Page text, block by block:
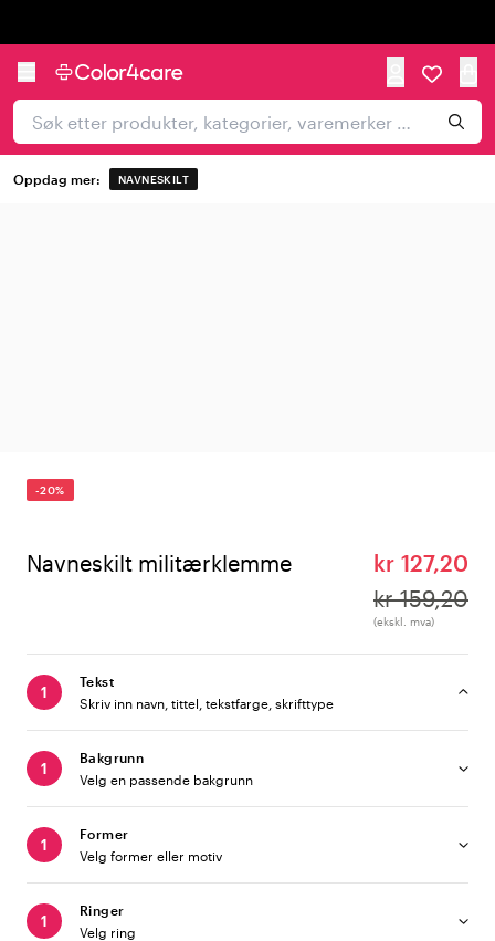
Oppdag mer: NAVNESKILT
-20%
Navneskilt militærklemme
kr 127,20
kr 159,20
(ekskl. mva)
Tekst
Skriv inn navn, tittel, tekstfarge, skrifttype
Bakgrunn
Velg en passende bakgrunn
Former
Velg former eller motiv
Ringer
Velg ring